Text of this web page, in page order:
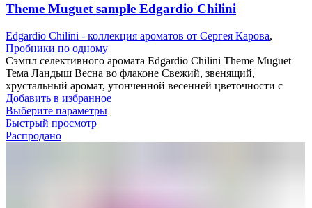
Theme Muguet sample Edgardio Chilini
Edgardio Chilini - коллекция ароматов от Сергея Карова,
Пробники по одному
Сэмпл селективного аромата Edgardio Chilini Theme Muguet
Тема Ландыш Весна во флаконе Свежий, звенящий,
хрустальный аромат, утонченной весенней цветочности с
Добавить в избранное
Выберите параметры
Быстрый просмотр
Распродано